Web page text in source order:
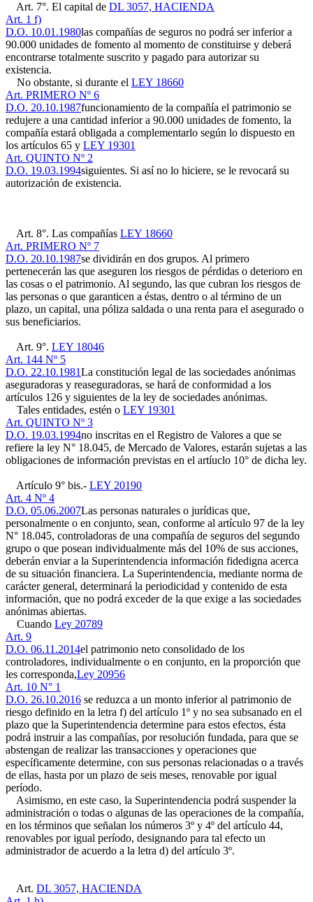
Art. 7°. El capital de DL 3057, HACIENDA
Art. 1 f)
D.O. 10.01.1980las compañías de seguros no podrá ser inferior a
90.000 unidades de fomento al momento de constituirse y deberá
encontrarse totalmente suscrito y pagado para autorizar su
existencia.
No obstante, si durante el LEY 18660
Art. PRIMERO Nº 6
D.O. 20.10.1987funcionamiento de la compañía el patrimonio se
redujere a una cantidad inferior a 90.000 unidades de fomento, la
compañía estará obligada a complementarlo según lo dispuesto en
los artículos 65 y LEY 19301
Art. QUINTO Nº 2
D.O. 19.03.1994siguientes. Si así no lo hiciere, se le revocará su
autorización de existencia.
Art. 8°. Las compañías LEY 18660
Art. PRIMERO Nº 7
D.O. 20.10.1987se dividirán en dos grupos. Al primero
pertenecerán las que aseguren los riesgos de pérdidas o deterioro en
las cosas o el patrimonio. Al segundo, las que cubran los riesgos de
las personas o que garanticen a éstas, dentro o al término de un
plazo, un capital, una póliza saldada o una renta para el asegurado o
sus beneficiarios.
Art. 9°. LEY 18046
Art. 144 Nº 5
D.O. 22.10.1981La constitución legal de las sociedades anónimas
aseguradoras y reaseguradoras, se hará de conformidad a los
artículos 126 y siguientes de la ley de sociedades anónimas.
Tales entidades, estén o LEY 19301
Art. QUINTO Nº 3
D.O. 19.03.1994no inscritas en el Registro de Valores a que se
refiere la ley N° 18.045, de Mercado de Valores, estarán sujetas a las
obligaciones de información previstas en el artíuclo 10° de dicha ley.
Artículo 9° bis.- LEY 20190
Art. 4 Nº 4
D.O. 05.06.2007Las personas naturales o jurídicas que,
personalmente o en conjunto, sean, conforme al artículo 97 de la ley
N° 18.045, controladoras de una compañía de seguros del segundo
grupo o que posean individualmente más del 10% de sus acciones,
deberán enviar a la Superintendencia información fidedigna acerca
de su situación financiera. La Superintendencia, mediante norma de
carácter general, determinará la periodicidad y contenido de esta
información, que no podrá exceder de la que exige a las sociedades
anónimas abiertas.
Cuando Ley 20789
Art. 9
D.O. 06.11.2014el patrimonio neto consolidado de los
controladores, individualmente o en conjunto, en la proporción que
les corresponda,Ley 20956
Art. 10 N° 1
D.O. 26.10.2016 se reduzca a un monto inferior al patrimonio de
riesgo definido en la letra f) del artículo 1º y no sea subsanado en el
plazo que la Superintendencia determine para estos efectos, ésta
podrá instruir a las compañías, por resolución fundada, para que se
abstengan de realizar las transacciones y operaciones que
específicamente determine, con sus personas relacionadas o a través
de ellas, hasta por un plazo de seis meses, renovable por igual
período.
Asimismo, en este caso, la Superintendencia podrá suspender la
administración o todas o algunas de las operaciones de la compañía,
en los términos que señalan los números 3º y 4º del artículo 44,
renovables por igual período, designando para tal efecto un
administrador de acuerdo a la letra d) del artículo 3º.
Art. DL 3057, HACIENDA